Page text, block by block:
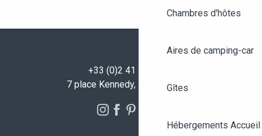
Chambres d'hôtes
Aires de camping-car
Gîtes
Hébergements
+33 (0)2 41 23 50 00
7 place Kennedy, 49100 Angers